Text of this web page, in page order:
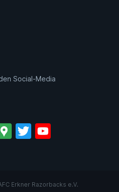
Social-Media
GoogleTwitter
Erkner Razorbacks e.V.